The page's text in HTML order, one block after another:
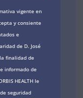
vigente en
y consiente
e
de D. José
la finalidad de
informado de
HEALTH le
seguridad